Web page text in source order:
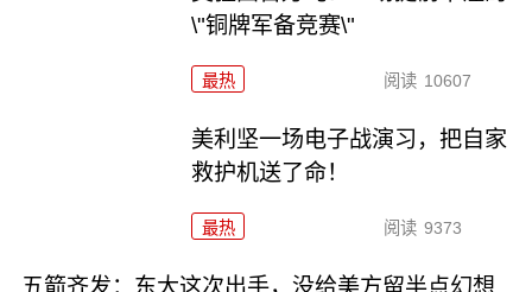
\"铜牌军备竞赛\"
最热 阅读 10607
美利坚一场电子战演习，把自家
救护机送了命！
最热 阅读 9373
五箭齐发：东大这次出手，没给美方留半点幻想